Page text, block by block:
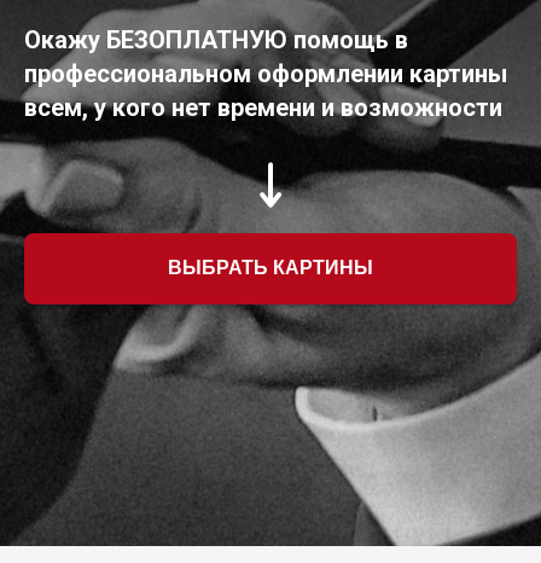
Окажу БЕЗОПЛАТНУЮ помощь в
профессиональном оформлении картины
всем, у кого нет времени и возможности
ВЫБРАТЬ КАРТИНЫ